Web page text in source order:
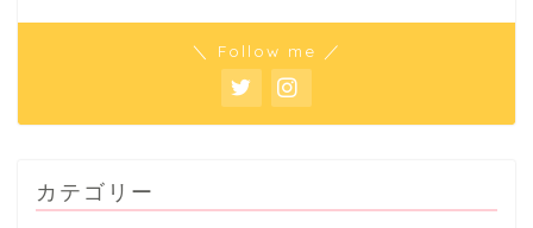
＼ Follow me ／
カテゴリー